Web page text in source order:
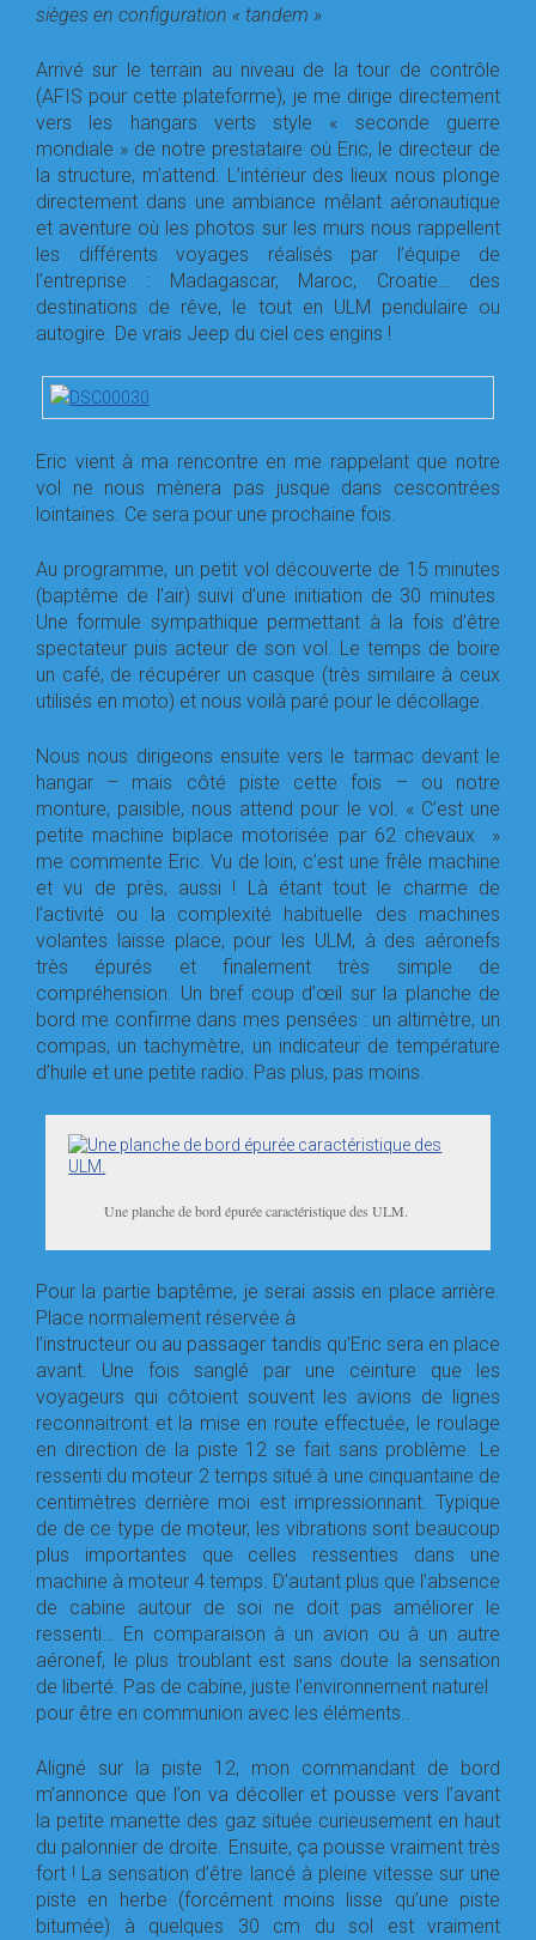
sièges en configuration « tandem »
Arrivé sur le terrain au niveau de la tour de contrôle
(AFIS pour cette plateforme), je me dirige directement
vers les hangars verts style « seconde guerre
mondiale » de notre prestataire où Eric, le directeur de
la structure, m’attend. L’intérieur des lieux nous plonge
directement dans une ambiance mêlant aéronautique
et aventure où les photos sur les murs nous rappellent
les différents voyages réalisés par l’équipe de
l’entreprise : Madagascar, Maroc, Croatie… des
destinations de rêve, le tout en ULM pendulaire ou
autogire. De vrais Jeep du ciel ces engins !
Eric vient à ma rencontre en me rappelant que notre
vol ne nous mènera pas jusque dans cescontrées
lointaines. Ce sera pour une prochaine fois.
Au programme, un petit vol découverte de 15 minutes
(baptême de l’air) suivi d’une initiation de 30 minutes.
Une formule sympathique permettant à la fois d’être
spectateur puis acteur de son vol. Le temps de boire
un café, de récupérer un casque (très similaire à ceux
utilisés en moto) et nous voilà paré pour le décollage.
Nous nous dirigeons ensuite vers le tarmac devant le
hangar – mais côté piste cette fois – ou notre
monture, paisible, nous attend pour le vol. « C’est une
petite machine biplace motorisée par 62 chevaux »
me commente Eric. Vu de loin, c’est une frêle machine
et vu de près, aussi ! Là étant tout le charme de
l’activité ou la complexité habituelle des machines
volantes laisse place, pour les ULM, à des aéronefs
très épurés et finalement très simple de
compréhension. Un bref coup d’œil sur la planche de
bord me confirme dans mes pensées : un altimètre, un
compas, un tachymètre, un indicateur de température
d’huile et une petite radio. Pas plus, pas moins.
Une planche de bord épurée caractéristique des ULM.
Pour la partie baptême, je serai assis en place arrière.
Place normalement réservée à
l’instructeur ou au passager tandis qu’Eric sera en place
avant. Une fois sanglé par une ceinture que les
voyageurs qui côtoient souvent les avions de lignes
reconnaitront et la mise en route effectuée, le roulage
en direction de la piste 12 se fait sans problème. Le
ressenti du moteur 2 temps situé à une cinquantaine de
centimètres derrière moi est impressionnant. Typique
de de ce type de moteur, les vibrations sont beaucoup
plus importantes que celles ressenties dans une
machine à moteur 4 temps. D’autant plus que l’absence
de cabine autour de soi ne doit pas améliorer le
ressenti… En comparaison à un avion ou à un autre
aéronef, le plus troublant est sans doute la sensation
de liberté. Pas de cabine, juste l’environnement naturel
pour être en communion avec les éléments..
Aligné sur la piste 12, mon commandant de bord
m’annonce que l’on va décoller et pousse vers l’avant
la petite manette des gaz située curieusement en haut
du palonnier de droite. Ensuite, ça pousse vraiment très
fort ! La sensation d’être lancé à pleine vitesse sur une
piste en herbe (forcément moins lisse qu’une piste
bitumée) à quelques 30 cm du sol est vraiment